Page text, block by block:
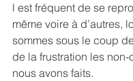
l est fréquent de se
même voire à d’autres,
sommes sous le coup
de la frustration les
nous avons faits.